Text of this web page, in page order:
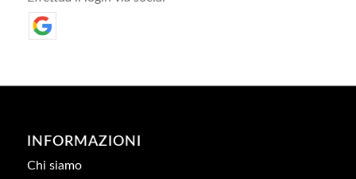
INFORMAZIONI
Chi siamo